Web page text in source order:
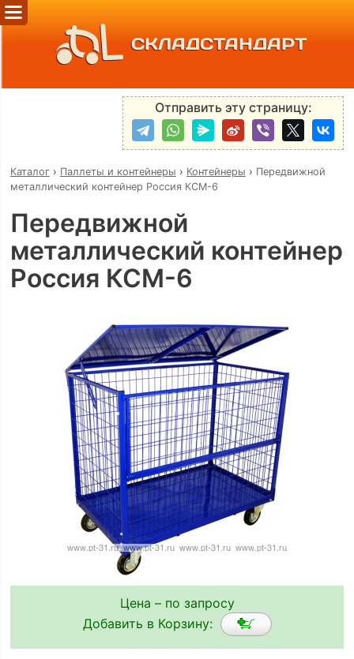
СКЛАДСТАНДАРТ
Отправить эту страницу:
Каталог› Паллеты и контейнеры › Контейнеры › Передвижной
металлический контейнер Россия КСМ-6
Передвижной
металлический контейнер
Россия КСМ-6
Цена – по запросу
Добавить в Корзину: